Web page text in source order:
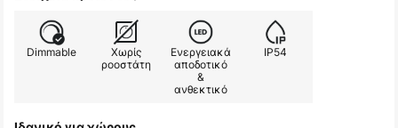
Dimmable
Χωρίς
ροοστάτη
Ενεργειακά
αποδοτικό
&
ανθεκτικό
IP54